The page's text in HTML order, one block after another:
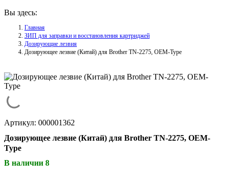
Вы здесь:
Главная
ЗИП для заправки и восстановления картриджей
Дозирующие лезвия
Дозирующее лезвие (Китай) для Brother TN-2275, OEM-Type
Артикул: 000001362
Дозирующее лезвие (Китай) для Brother TN-2275, OEM-
Type
В наличии 8